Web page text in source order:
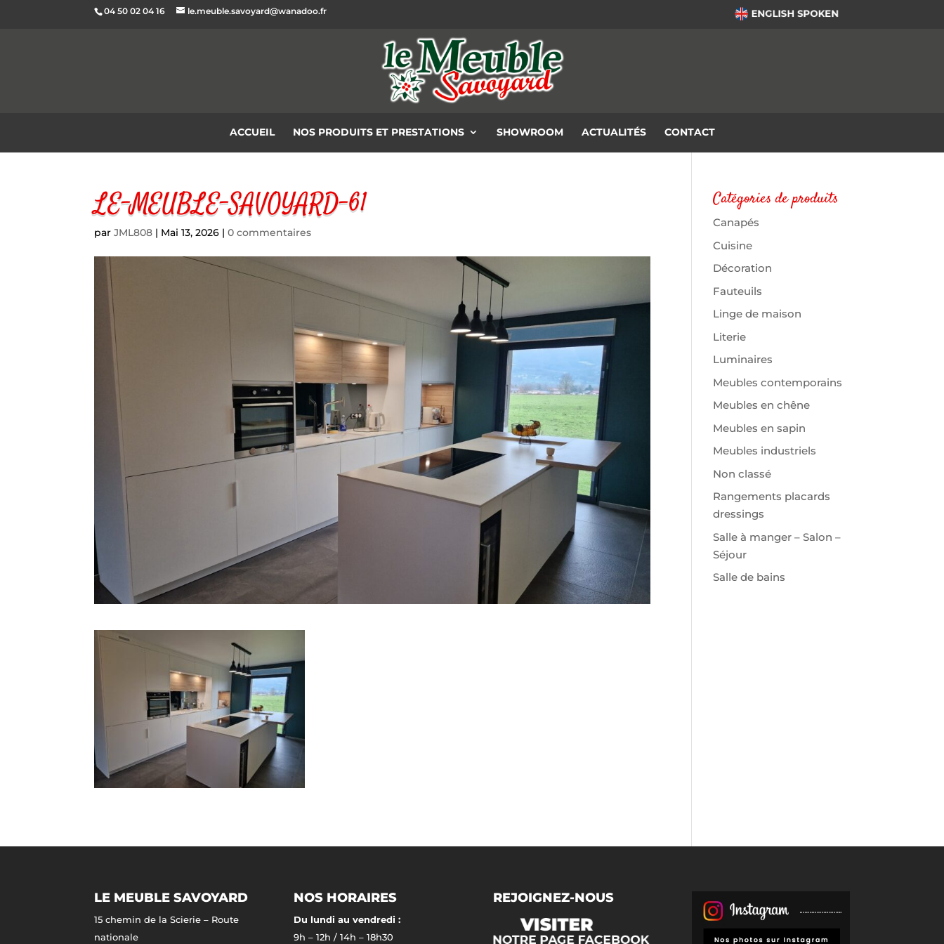
04 50 02 04 16 le.meuble.savoyard@wanadoo.fr
ACCUEIL NOS PRODUITS ET PRESTATIONS SHOWROOM ACTUALITÉS CONTACT
LE-MEUBLE-SAVOYARD-61
parJML808 | Mai 13, 2026 |0 commentaires
Catégories de produits
Canapés
Cuisine
Décoration
Fauteuils
Linge de maison
Literie
Luminaires
Meubles contemporains
Meubles en chêne
Meubles en sapin
Meubles industriels
Non classé
Rangements placards
dressings
Salle à manger – Salon –
Séjour
Salle de bains
LE MEUBLE SAVOYARD
15 chemin de la Scierie – Route
nationale
NOS HORAIRES
Du lundi au vendredi :
9h – 12h / 14h – 18h30
REJOIGNEZ-NOUS